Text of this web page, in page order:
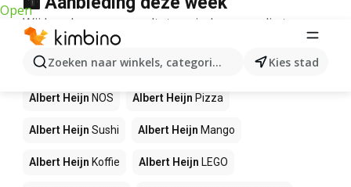
Open
Zoeken naar winkels, categorieën, producten...
Kies stad
Wij konden geen resultaten vinden voor die term.
Andere producten in winkels Albert
Heijn
Albert Heijn NOS Albert Heijn Pizza
Albert Heijn Sushi Albert Heijn Mango
Albert Heijn Koffie Albert Heijn LEGO